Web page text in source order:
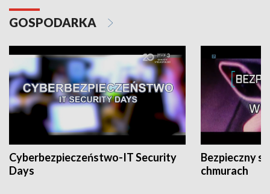
GOSPODARKA
Cyberbezpieczeństwo-IT Security
Days
Bezpieczny
chmurach